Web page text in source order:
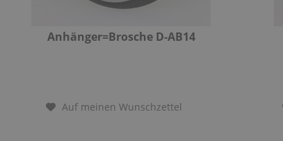
Anhänger=Brosche D-AB14
Auf meinen Wunschzettel